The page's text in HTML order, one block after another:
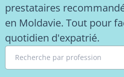
prestataires
en Moldavie. Tout pour
quotidien d'expatrié.
Recherche par profession